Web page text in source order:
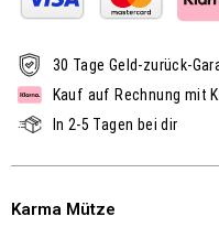
30 Tage Geld-zurück-
Kauf auf Rechnung mit
In 2-5 Tagen bei dir
Karma Mütze